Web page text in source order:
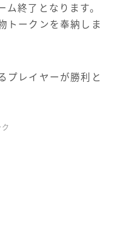
ム終了となります。
トークンを奉納しま
プレイヤーが勝利と